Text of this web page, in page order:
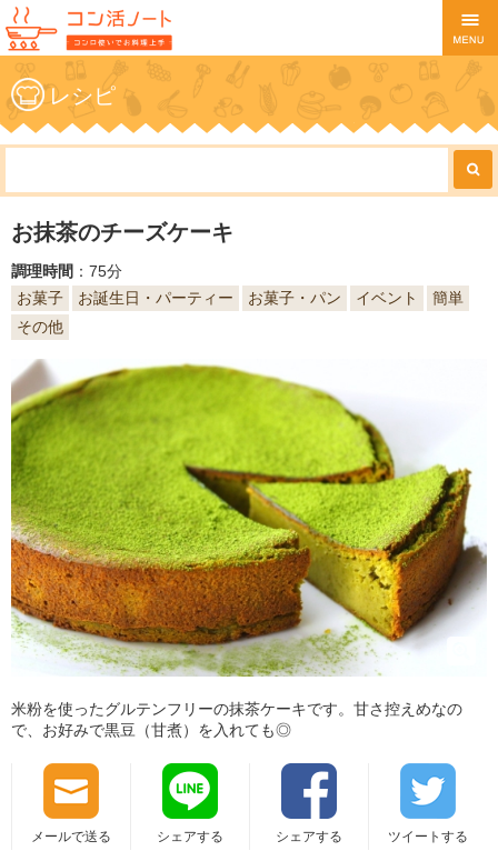
レシピ
お抹茶のチーズケーキ
調理時間 ：75分
お菓子
お誕生日・パーティー お菓子・パン イベント
簡単
その他
米粉を使ったグルテンフリーの抹茶ケーキです。甘さ控えめなの
で、お好みで黒豆（甘煮）を入れても◎
メールで送る シェアする シェアする ツイートする